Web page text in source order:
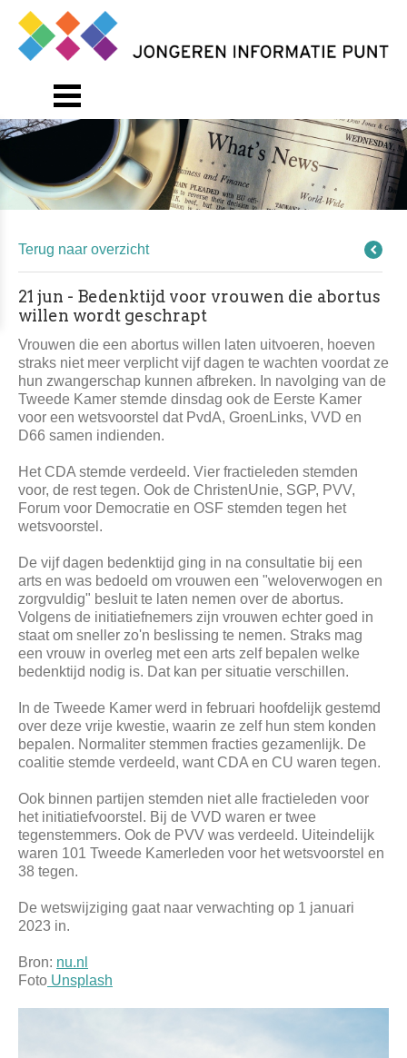
Terug naar overzicht
21 jun - Bedenktijd voor vrouwen die abortus
willen wordt geschrapt
Vrouwen die een abortus willen laten uitvoeren, hoeven
straks niet meer verplicht vijf dagen te wachten voordat ze
hun zwangerschap kunnen afbreken. In navolging van de
Tweede Kamer stemde dinsdag ook de Eerste Kamer
voor een wetsvoorstel dat PvdA, GroenLinks, VVD en
D66 samen indienden.
Het CDA stemde verdeeld. Vier fractieleden stemden
voor, de rest tegen. Ook de ChristenUnie, SGP, PVV,
Forum voor Democratie en OSF stemden tegen het
wetsvoorstel.
De vijf dagen bedenktijd ging in na consultatie bij een
arts en was bedoeld om vrouwen een "weloverwogen en
zorgvuldig" besluit te laten nemen over de abortus.
Volgens de initiatiefnemers zijn vrouwen echter goed in
staat om sneller zo'n beslissing te nemen. Straks mag
een vrouw in overleg met een arts zelf bepalen welke
bedenktijd nodig is. Dat kan per situatie verschillen.
In de Tweede Kamer werd in februari hoofdelijk gestemd
over deze vrije kwestie, waarin ze zelf hun stem konden
bepalen. Normaliter stemmen fracties gezamenlijk. De
coalitie stemde verdeeld, want CDA en CU waren tegen.
Ook binnen partijen stemden niet alle fractieleden voor
het initiatiefvoorstel. Bij de VVD waren er twee
tegenstemmers. Ook de PVV was verdeeld. Uiteindelijk
waren 101 Tweede Kamerleden voor het wetsvoorstel en
38 tegen.
De wetswijziging gaat naar verwachting op 1 januari
2023 in.
Bron: nu.nl
Foto Unsplash